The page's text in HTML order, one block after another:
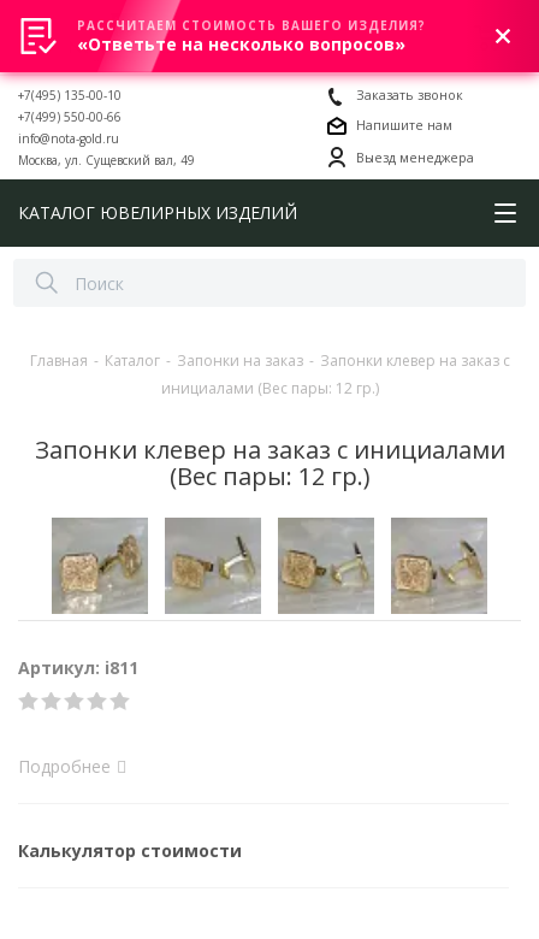
0
+7(495) 135-00-10
+7(499) 550-00-66
info@nota-gold.ru
Москва, ул. Сущевский вал, 49
Заказать звонок
Напишите нам
Выезд менеджера
КАТАЛОГ ЮВЕЛИРНЫХ ИЗДЕЛИЙ
Главная - Каталог - Запонки на заказ - Запонки клевер на заказ с
инициалами (Вес пары: 12 гр.)
Запонки клевер на заказ с инициалами
(Вес пары: 12 гр.)
Артикул: i811
Подробнее
Калькулятор стоимости
РАССЧИТАЕМ СТОИМОСТЬ ВАШЕГО ИЗДЕЛИЯ?
«Ответьте на несколько вопросов»